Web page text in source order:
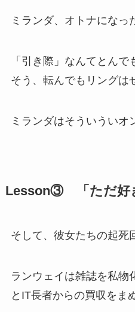
ミランダ、オトナになっ
「引き際」なんてとんで
そう、転んでもリングは
ミランダはそういういオ
Lesson③ 「ただ好
そして、彼女たちの起死
ランウェイは雑誌を私物
とIT長者からの買収をま